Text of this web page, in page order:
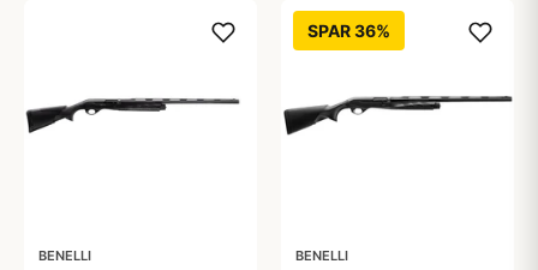
BENELLI
SPAR 36%
BENELLI